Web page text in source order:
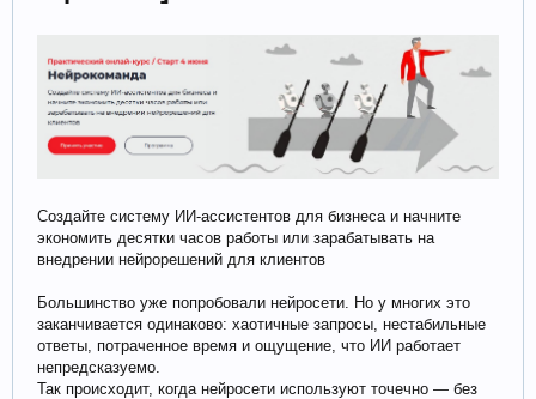
Создайте систему ИИ-ассистентов для бизнеса и начните
экономить десятки часов работы или зарабатывать на
внедрении нейрорешений для клиентов
Большинство уже попробовали нейросети. Но у многих это
заканчивается одинаково: хаотичные запросы, нестабильные
ответы, потраченное время и ощущение, что ИИ работает
непредсказуемо.
Так происходит, когда нейросети используют точечно — без